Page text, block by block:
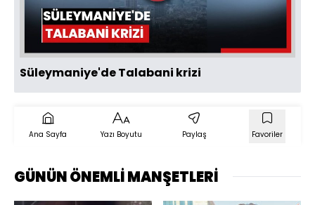
Oynat
Süleymaniye'de Talabani krizi
Ana Sayfa Yazı Boyutu Paylaş Favoriler
GÜNÜN ÖNEMLİ MANŞETLERİ